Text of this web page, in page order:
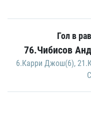
Гол в
76.Чибисов
6.Карри Джош(6),